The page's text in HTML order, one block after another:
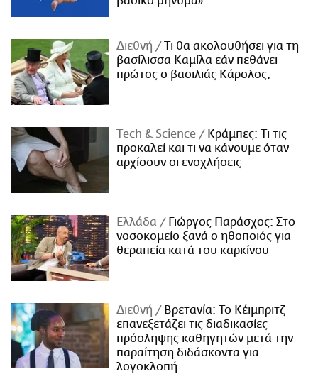
Διεθνή
Τι θα ακολουθήσει για τη
βασίλισσα Καμίλα εάν πεθάνει
πρώτος ο βασιλιάς Κάρολος;
Τech & Science
Κράμπες: Τι τις
προκαλεί και τι να κάνουμε όταν
αρχίσουν οι ενοχλήσεις
Ελλάδα
Γιώργος Παράσχος: Στο
νοσοκομείο ξανά ο ηθοποιός για
θεραπεία κατά του καρκίνου
Διεθνή
Βρετανία: Το Κέιμπριτζ
επανεξετάζει τις διαδικασίες
πρόσληψης καθηγητών μετά την
παραίτηση διδάσκοντα για
λογοκλοπή